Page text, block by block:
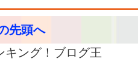
先頭へ
キング！ブログ王